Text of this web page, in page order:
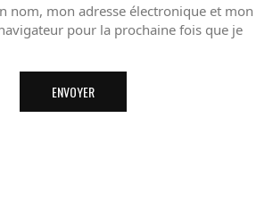
nom, mon adresse électronique et mon
pour la prochaine fois que je